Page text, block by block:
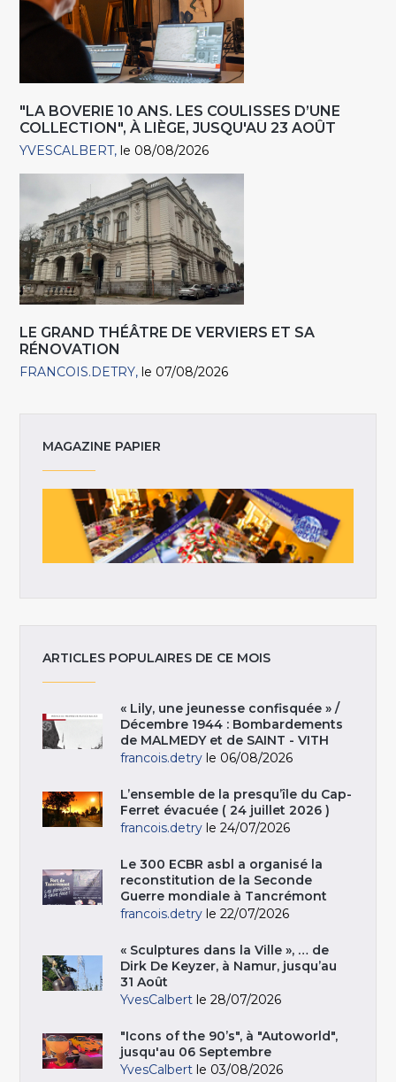
"LA BOVERIE 10 ANS. LES COULISSES D’UNE
COLLECTION", À LIÈGE, JUSQU'AU 23 AOÛT
YVESCALBERT le 08/08/2026
LE GRAND THÉÂTRE DE VERVIERS ET SA
RÉNOVATION
FRANCOIS.DETRY le 07/08/2026
MAGAZINE PAPIER
ARTICLES POPULAIRES DE CE MOIS
« Lily, une jeunesse confisquée » /
Décembre 1944 : Bombardements
de MALMEDY et de SAINT - VITH
francois.detry le 06/08/2026
L’ensemble de la presqu’île du Cap-
Ferret évacuée ( 24 juillet 2026 )
francois.detry le 24/07/2026
Le 300 ECBR asbl a organisé la
reconstitution de la Seconde
Guerre mondiale à Tancrémont
francois.detry le 22/07/2026
« Sculptures dans la Ville », … de
Dirk De Keyzer, à Namur, jusqu’au
31 Août
YvesCalbert le 28/07/2026
"Icons of the 90’s", à "Autoworld",
jusqu'au 06 Septembre
YvesCalbert le 03/08/2026